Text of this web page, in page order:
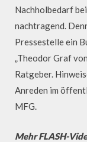
Nachholbedarf
nachtragend.
Pressestelle ein
„Theodor Graf
Ratgeber.
Anreden im
MFG.
Mehr FLASH-